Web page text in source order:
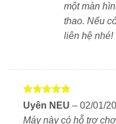
một màn
thao. Nếu
liên hệ nhé!
Được xếp
hạng
sao
Uyên NEU – 02/01/
Máy này có hỗ trợ